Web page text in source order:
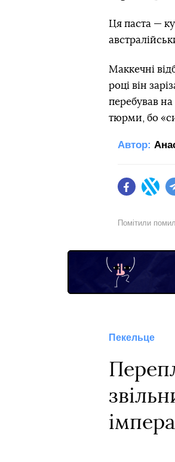
Ця паста —
Маккечні
році він
перебував
тюрми, бо
Автор:
Facebook
Помітили
Пекельце